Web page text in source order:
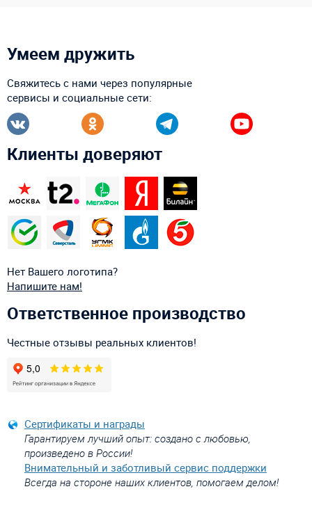
Умеем дружить
Свяжитесь с нами через популярные
сервисы и социальные сети:
Клиенты доверяют
Нет Вашего логотипа?
Напишите нам!
Ответственное производство
Честные отзывы реальных клиентов!
Сертификаты и награды
Гарантируем лучший опыт: создано с любовью,
произведено в России!
Внимательный и заботливый сервис поддержки
Всегда на стороне наших клиентов, помогаем делом!